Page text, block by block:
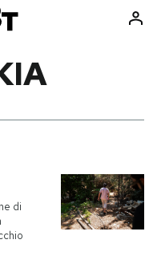
Consumismi
Storie/Idee
Ok Boomer!
di